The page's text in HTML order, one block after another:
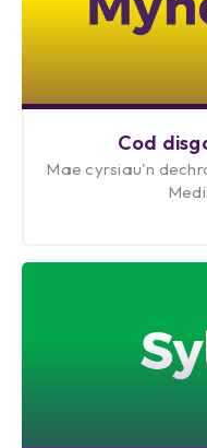
Cod
Mae cyrsiau'n